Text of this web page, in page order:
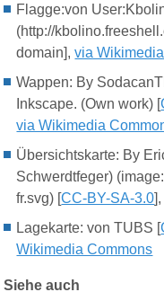
Flagge:von
(http://
domain],via
Wappen: By
Inkscape. (Own work) [
via Wikimedia
Übersichtskarte: By
Schwerdtfeger)
fr.svg) [CC-BY-SA-3.0
Lagekarte:von TUBS [
Wikimedia Commons
Siehe auch